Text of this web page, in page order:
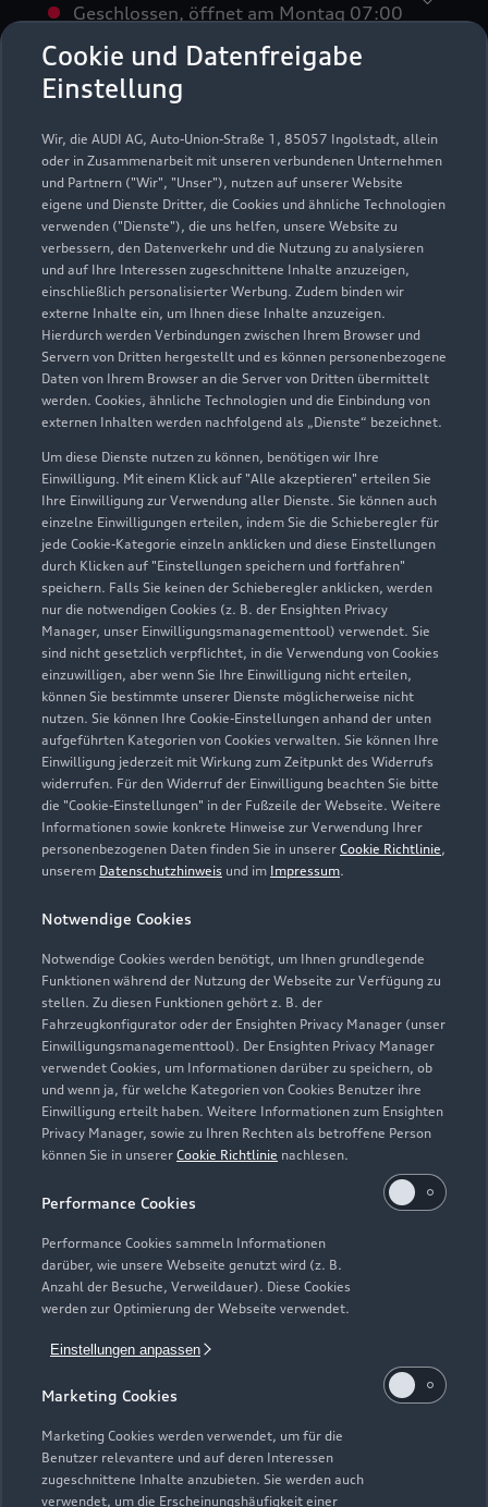
Cookie und Datenfreigabe
Einstellung
Wir, die AUDI AG, Auto-Union-Straße 1, 85057 Ingolstadt, allein
oder in Zusammenarbeit mit unseren verbundenen Unternehmen
und Partnern ("Wir", "Unser"), nutzen auf unserer Website
eigene und Dienste Dritter, die Cookies und ähnliche Technologien
verwenden ("Dienste"), die uns helfen, unsere Website zu
verbessern, den Datenverkehr und die Nutzung zu analysieren
und auf Ihre Interessen zugeschnittene Inhalte anzuzeigen,
einschließlich personalisierter Werbung. Zudem binden wir
externe Inhalte ein, um Ihnen diese Inhalte anzuzeigen.
Hierdurch werden Verbindungen zwischen Ihrem Browser und
Servern von Dritten hergestellt und es können personenbezogene
Daten von Ihrem Browser an die Server von Dritten übermittelt
werden. Cookies, ähnliche Technologien und die Einbindung von
externen Inhalten werden nachfolgend als „Dienste“ bezeichnet.
Um diese Dienste nutzen zu können, benötigen wir Ihre
Einwilligung. Mit einem Klick auf "Alle akzeptieren" erteilen Sie
Ihre Einwilligung zur Verwendung aller Dienste. Sie können auch
einzelne Einwilligungen erteilen, indem Sie die Schieberegler für
jede Cookie-Kategorie einzeln anklicken und diese Einstellungen
durch Klicken auf "Einstellungen speichern und fortfahren"
speichern. Falls Sie keinen der Schieberegler anklicken, werden
nur die notwendigen Cookies (z. B. der Ensighten Privacy
Manager, unser Einwilligungsmanagementtool) verwendet. Sie
sind nicht gesetzlich verpflichtet, in die Verwendung von Cookies
einzuwilligen, aber wenn Sie Ihre Einwilligung nicht erteilen,
können Sie bestimmte unserer Dienste möglicherweise nicht
nutzen. Sie können Ihre Cookie-Einstellungen anhand der unten
aufgeführten Kategorien von Cookies verwalten. Sie können Ihre
Einwilligung jederzeit mit Wirkung zum Zeitpunkt des Widerrufs
widerrufen. Für den Widerruf der Einwilligung beachten Sie bitte
die "Cookie-Einstellungen" in der Fußzeile der Webseite. Weitere
Informationen sowie konkrete Hinweise zur Verwendung Ihrer
personenbezogenen Daten finden Sie in unserer Cookie Richtlinie,
unserem Datenschutzhinweis und im Impressum.
Notwendige Cookies
Notwendige Cookies werden benötigt, um Ihnen grundlegende
Funktionen während der Nutzung der Webseite zur Verfügung zu
stellen. Zu diesen Funktionen gehört z. B. der
Fahrzeugkonfigurator oder der Ensighten Privacy Manager (unser
Einwilligungsmanagementtool). Der Ensighten Privacy Manager
verwendet Cookies, um Informationen darüber zu speichern, ob
und wenn ja, für welche Kategorien von Cookies Benutzer ihre
Einwilligung erteilt haben. Weitere Informationen zum Ensighten
Privacy Manager, sowie zu Ihren Rechten als betroffene Person
können Sie in unserer Cookie Richtlinie nachlesen.
Performance Cookies
Performance Cookies sammeln Informationen
darüber, wie unsere Webseite genutzt wird (z. B.
Anzahl der Besuche, Verweildauer). Diese Cookies
werden zur Optimierung der Webseite verwendet.
Einstellungen anpassen
Marketing Cookies
Marketing Cookies werden verwendet, um für die
Benutzer relevantere und auf deren Interessen
zugeschnittene Inhalte anzubieten. Sie werden auch
verwendet, um die Erscheinungshäufigkeit einer
Geschlossen, öffnet am Montag 07:00
Teile- & Zubehörverkauf
Geschlossen,
SB-Waschanlage mit Cash-Karte:
während der Öffnungszeiten und
zusätzlich:
Geöffnet bis16:00
Zur Inspektion
Zur Reparatur
Zurück nach oben
Modelle
Elektromodelle
Plug-in-Hybride
Neuwagensuche
Gebrauchtwagensuche
Geschäftskunden
Service & Zubehör
Saisonale Angebote
Audi Services
Garantie
Audi digital services
myAudi
Support
Audi Code
Häufige Fragen (FAQ)
Über Audi
Unternehmen
Karriere